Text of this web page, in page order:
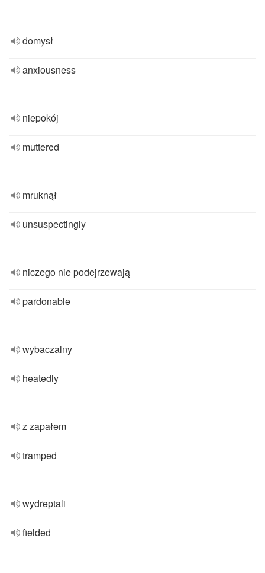
domysł
anxiousness
niepokój
muttered
mruknął
unsuspectingly
niczego nie podejrzewają
pardonable
wybaczalny
heatedly
z zapałem
tramped
wydreptali
fielded